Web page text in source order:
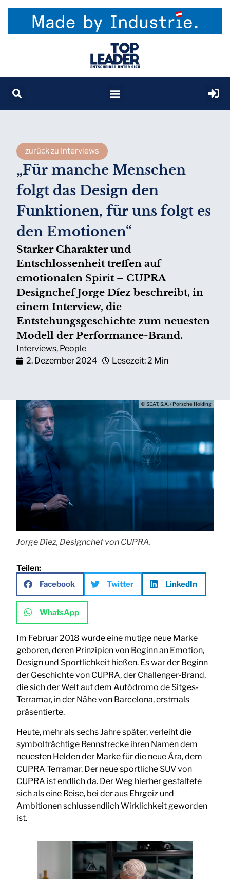
zurück zu Interviews
„Für manche Menschen
folgt das Design den
Funktionen, für uns folgt es
den Emotionen“
Starker Charakter und
Entschlossenheit treffen auf
emotionalen Spirit – CUPRA
Designchef Jorge Díez beschreibt, in
einem Interview, die
Entstehungsgeschichte zum neuesten
Modell der Performance-Brand.
Interviews, People
2. Dezember 2024
Lesezeit: 2 Min
© SEAT, S.A. / Porsche Holding
Jorge Díez, Designchef von CUPRA.
Teilen:
Facebook Twitter LinkedIn
WhatsApp
Im Februar 2018 wurde eine mutige neue Marke
geboren, deren Prinzipien von Beginn an Emotion,
Design und Sportlichkeit hießen. Es war der Beginn
der Geschichte von CUPRA, der Challenger-Brand,
die sich der Welt auf dem Autódromo de Sitges-
Terramar, in der Nähe von Barcelona, erstmals
präsentierte.
Heute, mehr als sechs Jahre später, verleiht die
symbolträchtige Rennstrecke ihren Namen dem
neuesten Helden der Marke für die neue Ära, dem
CUPRA Terramar. Der neue sportliche SUV von
CUPRA ist endlich da. Der Weg hierher gestaltete
sich als eine Reise, bei der aus Ehrgeiz und
Ambitionen schlussendlich Wirklichkeit geworden
ist.